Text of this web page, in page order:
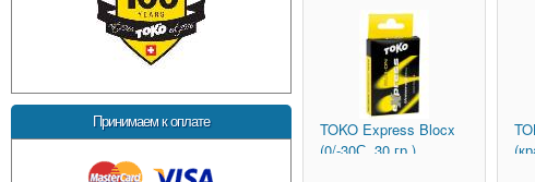
Принимаем к оплате TOKO Express Blocx
(0/-30С, 30 гр.)